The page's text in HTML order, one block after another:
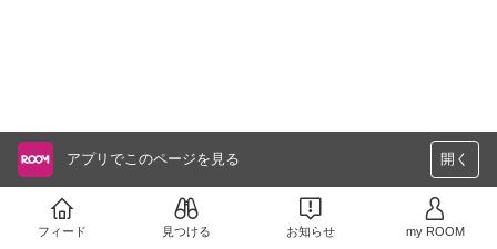
アプリでこのページを見る 開く
フィード 見つける お知らせ my ROOM